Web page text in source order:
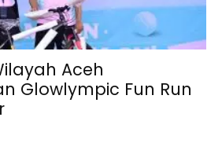
Aceh
Glowlympic Fun Run